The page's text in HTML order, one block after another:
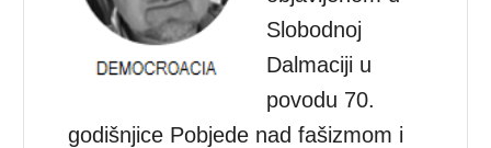
Slobodnoj
Dalmaciji u
povodu 70.
godišnjice Pobjede nad fašizmom i